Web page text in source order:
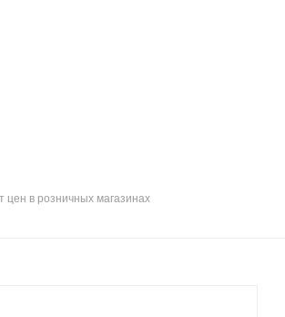
цен в розничных магазинах